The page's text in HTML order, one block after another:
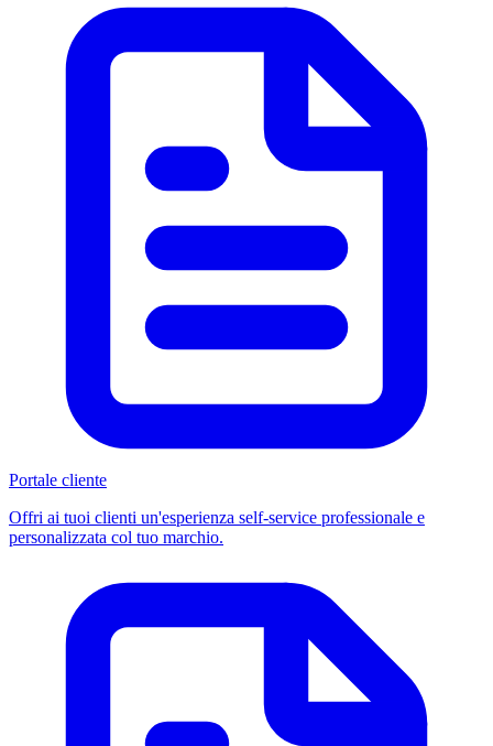
Portale cliente
Offri ai tuoi clienti un'esperienza self-service professionale e
personalizzata col tuo marchio.